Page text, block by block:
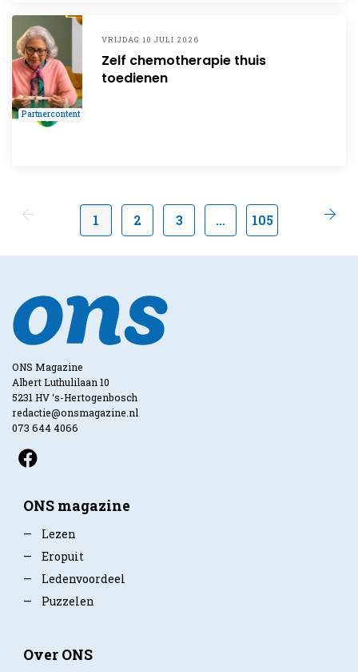
VRIJDAG 10 JULI 2026
Zelf chemotherapie thuis
toedienen
Partnercontent
1 2 3 … 105
ONS Magazine
Albert Luthulilaan 10
5231 HV ‘s-Hertogenbosch
redactie@onsmagazine.nl
073 644 4066
ONS magazine
—
Lezen
—
Eropuit
—
Ledenvoordeel
—
Puzzelen
Over ONS